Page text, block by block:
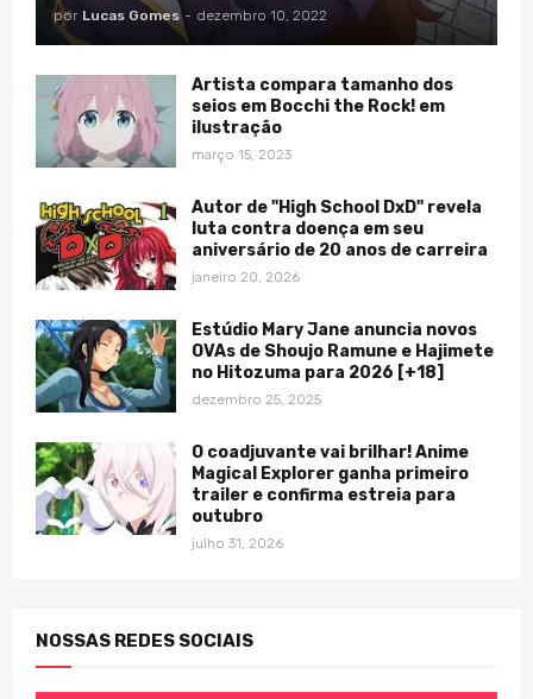
por Lucas Gomes - dezembro 10, 2022
Artista compara tamanho dos
seios em Bocchi the Rock! em
ilustração
março 15, 2023
Autor de "High School DxD" revela
luta contra doença em seu
aniversário de 20 anos de carreira
janeiro 20, 2026
Estúdio Mary Jane anuncia novos
OVAs de Shoujo Ramune e Hajimete
no Hitozuma para 2026 [+18]
dezembro 25, 2025
O coadjuvante vai brilhar! Anime
Magical Explorer ganha primeiro
trailer e confirma estreia para
outubro
julho 31, 2026
NOSSAS REDES SOCIAIS